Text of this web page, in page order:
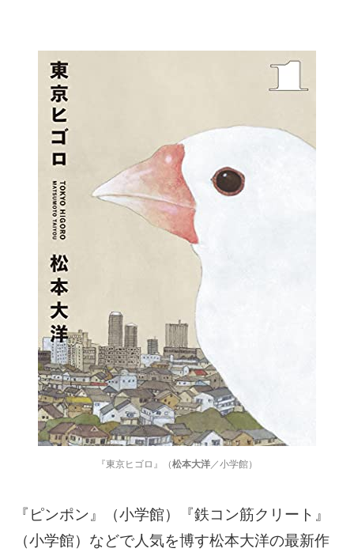
『東京ヒゴロ』（松本大洋／小学館）
『ピンポン』（小学館）『鉄コン筋クリート』
（小学館）などで人気を博す松本大洋の最新作